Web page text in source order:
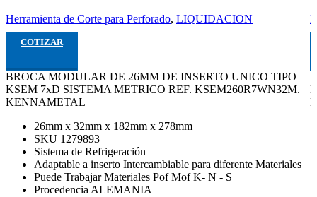
Herramienta de Corte para Perforado, LIQUIDACION
COTIZAR
BROCA MODULAR DE 26MM DE INSERTO UNICO TIPO
KSEM 7xD SISTEMA METRICO REF. KSEM260R7WN32M.
KENNAMETAL
26mm x 32mm x 182mm x 278mm
SKU 1279893
Sistema de Refrigeración
Adaptable a inserto Intercambiable para diferente Materiales
Puede Trabajar Materiales Pof Mof K- N - S
Procedencia ALEMANIA